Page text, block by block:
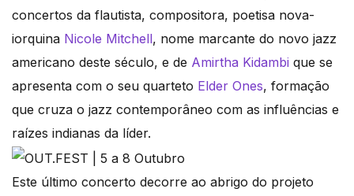
concertos da flautista, compositora, poetisa nova-
iorquina Nicole Mitchell, nome marcante do novo jazz
americano deste século, e de Amirtha Kidambi que se
apresenta com o seu quarteto Elder Ones, formação
que cruza o jazz contemporâneo com as influências e
raízes indianas da líder.
Este último concerto decorre ao abrigo do projeto